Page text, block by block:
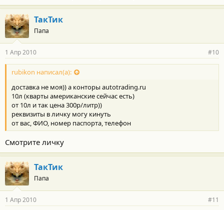
ТакТик
Папа
1 Апр 2010 #10
rubikon написал(а):
доставка не моя)) а конторы autotrading.ru
10л (кварты американские сейчас есть)
от 10л и так цена 300р/литр))
реквизиты в личку могу кинуть
от вас, ФИО, номер паспорта, телефон
Смотрите личку
ТакТик
Папа
1 Апр 2010 #11